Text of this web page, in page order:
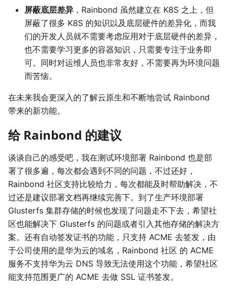
屏蔽底层差异 ，Rainbond 虽然建立在 K8S 之上，但
屏蔽了很多 K8S 的知识以及底层硬件的差异化，而我
们的开发人员就不需要考虑应用对于底层硬件的差异，
也不需要学习更多的容器知识，只需要专注于业务即
可。同时对运维人员也非常友好，不需要再为环境问题
而苦恼。
在未来我会更深入的了解云原生和不断地尝试 Rainbond
带来的新功能。
给 Rainbond 的建议
谈谈自己的感受吧，我在测试环境部署 Rainbond 也是部
署了很多遍，每次都会遇到不同的问题，不过还好，
Rainbond 社区支持比较给力，每次都能及时帮助解决，不
过还是建议部署文档再继续完善下。到了生产环境部署
Glusterfs 集群存储的时候也发现了问题走不下去，希望社
区也能解决下 Glusterfs 的问题或者引入其他存储的解决方
案。还有自动签发证书的功能，只支持 ACME 去签发，由
于公司使用的是华为云的域名，Rainbond 社区 的 ACME
服务不支持华为云 DNS 导致无法使用这个功能，希望社区
能支持范围更广的 ACME 去做 SSL 证书签发。